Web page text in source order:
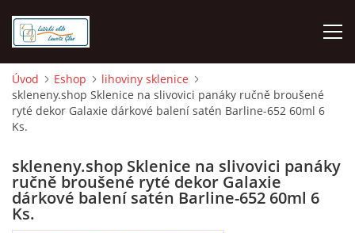
O NÁS
VELKOOBCHOD GROSSHANDEL
Úvod Eshop
lihoviny sklenice
skleneny.shop Sklenice na slivovici panáky ručně broušené
ryté dekor Galaxie dárkové balení satén Barline-652 60ml 6
Ks.
skleneny.shop Sklenice na slivovici panáky
ručně broušené ryté dekor Galaxie
dárkové balení satén Barline-652 60ml 6
Ks.